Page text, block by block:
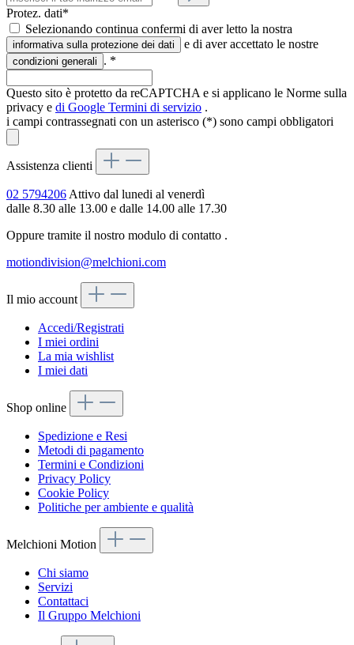
Protez. dati*
Selezionando continua confermi di aver letto la nostra
informativa sulla protezione dei dati e di aver accettato le nostre
condizioni generali . *
Questo sito è protetto da reCAPTCHA e si applicano le Norme sulla
privacy e di Google Termini di servizio .
i campi contrassegnati con un asterisco (*) sono campi obbligatori
Assistenza clienti
02 5794206Attivo dal lunedi al venerdì
dalle 8.30 alle 13.00 e dalle 14.00 alle 17.30
Oppure tramite il nostro modulo di contatto .
motiondivision@melchioni.com
Il mio account
Accedi/Registrati
I miei ordini
La mia wishlist
I miei dati
Shop online
Spedizione e Resi
Metodi di pagamento
Termini e Condizioni
Privacy Policy
Cookie Policy
Politiche per ambiente e qualità
Melchioni Motion
Chi siamo
Servizi
Contattaci
Il Gruppo Melchioni